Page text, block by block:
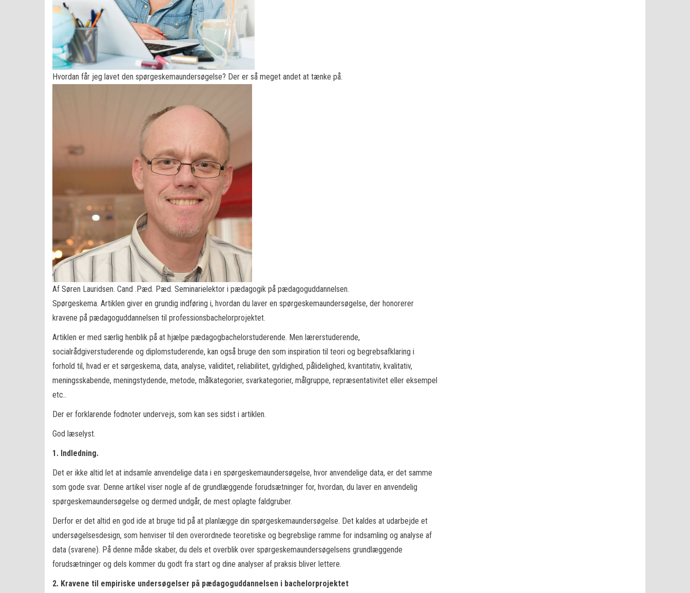
Hvordan får jeg lavet den spørgeskemaundersøgelse? Der er så meget andet at tænke på.
Af Søren Lauridsen. Cand .Pæd. Pæd. Seminarielektor i pædagogik på pædagoguddannelsen.
Spørgeskema. Artiklen giver en grundig indføring i, hvordan du laver en spørgeskemaundersøgelse, der honorerer
kravene på pædagoguddannelsen til professionsbachelorprojektet.
Artiklen er med særlig henblik på at hjælpe pædagogbachelorstuderende. Men lærerstuderende,
socialrådgiverstuderende og diplomstuderende, kan også bruge den som inspiration til teori og begrebsafklaring i
forhold til, hvad er et sørgeskema, data, analyse, validitet, reliabilitet, gyldighed, pålidelighed, kvantitativ, kvalitativ,
meningsskabende, meningstydende, metode, målkategorier, svarkategorier, målgruppe, repræsentativitet eller eksempel
etc..
Der er forklarende fodnoter undervejs, som kan ses sidst i artiklen.
God læselyst.
1. Indledning.
Det er ikke altid let at indsamle anvendelige data i en spørgeskemaundersøgelse, hvor anvendelige data, er det samme
som gode svar. Denne artikel viser nogle af de grundlæggende forudsætninger for, hvordan, du laver en anvendelig
spørgeskemaundersøgelse og dermed undgår, de mest oplagte faldgruber.
Derfor er det altid en god ide at bruge tid på at planlægge din spørgeskemaundersøgelse. Det kaldes at udarbejde et
undersøgelsesdesign, som henviser til den overordnede teoretiske og begrebslige ramme for indsamling og analyse af
data (svarene). På denne måde skaber, du dels et overblik over spørgeskemaundersøgelsens grundlæggende
forudsætninger og dels kommer du godt fra start og dine analyser af praksis bliver lettere.
2. Kravene til empiriske undersøgelser på pædagoguddannelsen i bachelorprojektet